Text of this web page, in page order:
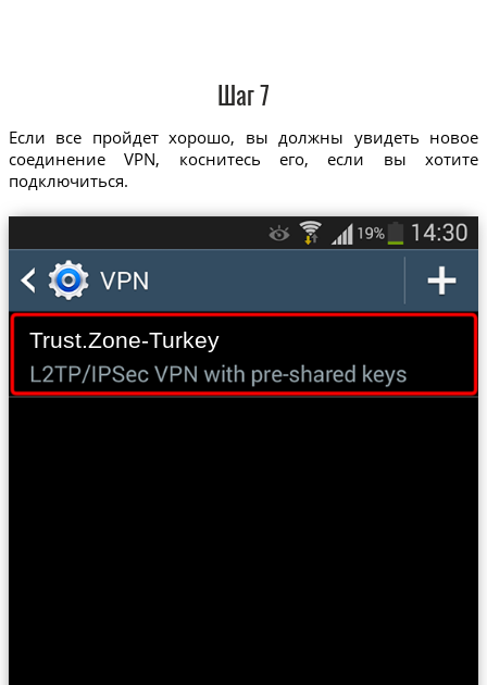
Шаг 7
Если все пройдет хорошо, вы должны увидеть новое
соединение VPN, коснитесь его, если вы хотите
подключиться.
Trust.Zone-Turkey